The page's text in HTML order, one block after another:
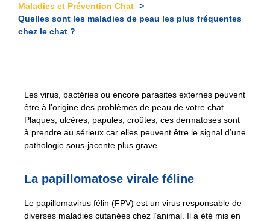
Maladies et Prévention Chat
Quelles sont les maladies de peau les plus fréquentes
chez le chat ?
Les virus, bactéries ou encore parasites externes peuvent
être à l’origine des problèmes de peau de votre chat.
Plaques, ulcères, papules, croûtes, ces dermatoses sont
à prendre au sérieux car elles peuvent être le signal d’une
pathologie sous-jacente plus grave.
La papillomatose virale féline
Le papillomavirus félin (FPV) est un virus responsable de
diverses maladies cutanées chez l’animal. Il a été mis en